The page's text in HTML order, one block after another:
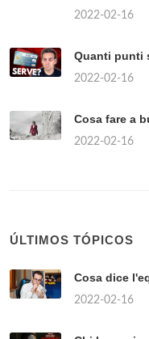
2022-02-16
Quanti punti
2022-02-16
Cosa fare a
2022-02-16
ÚLTIMOS TÓPICOS
Cosa dice
2022-02-16